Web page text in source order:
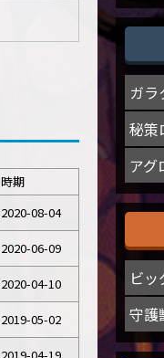
時期
2020-08-04
2020-06-09
2020-04-10
2019-05-02
ガラ
秘策
アグ
ビ
守護